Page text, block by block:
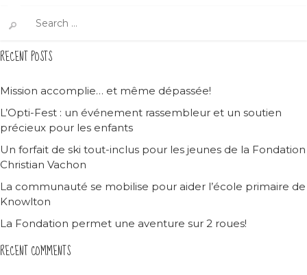
for:
RECENT POSTS
Mission accomplie… et même dépassée!
L’Opti-Fest : un événement rassembleur et un soutien
précieux pour les enfants
Un forfait de ski tout-inclus pour les jeunes de la Fondation
Christian Vachon
La communauté se mobilise pour aider l’école primaire de
Knowlton
La Fondation permet une aventure sur 2 roues!
RECENT COMMENTS